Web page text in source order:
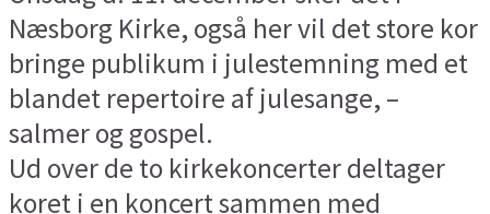
Næsborg Kirke, også her vil det store kor
bringe publikum i julestemning med et
blandet repertoire af julesange, –
salmer og gospel.
Ud over de to kirkekoncerter deltager
koret i en koncert sammen med